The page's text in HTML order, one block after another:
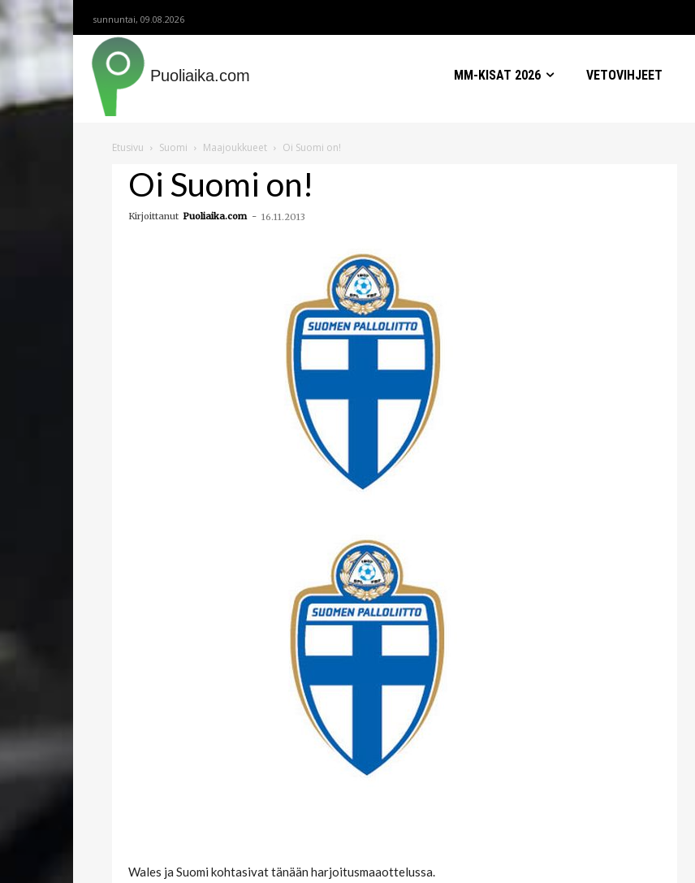
sunnuntai, 09.08.2026
Puoliaika.com MM-KISAT 2026 VETOVIHJEET
Etusivu Suomi Maajoukkueet Oi Suomi on!
Oi Suomi on!
Kirjoittanut Puoliaika.com - 16.11.2013
Wales ja Suomi kohtasivat tänään harjoitusmaaottelussa.